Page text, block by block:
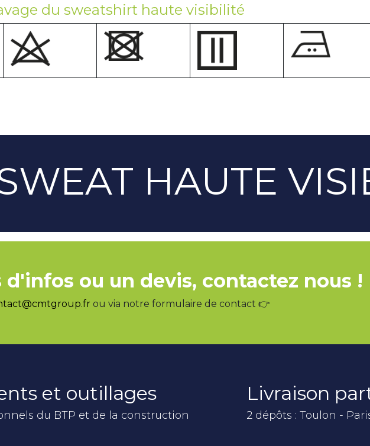
du sweatshirt haute visibilité
HAUTE
d'infos ou un devis, contactez nous !
ou via notre formulaire de contact 👉
et outillages
du BTP et de la construction
Livraison
2 dépôts : Toulon -